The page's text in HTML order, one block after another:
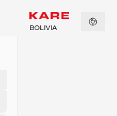
BOLIVIA